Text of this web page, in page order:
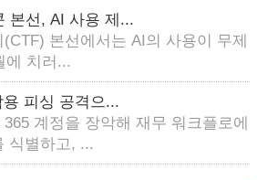
본선, AI 사용 제...
본선에서는 AI의 사용이 무제
에 치러...
피싱 공격으...
계정을 장악해 재무 워크플로에
식별하고, ...